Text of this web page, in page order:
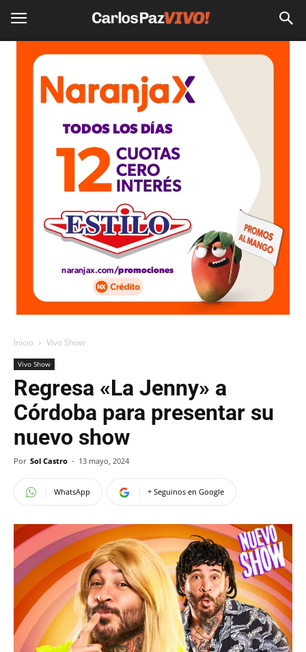
Inicio Vivo Show
Vivo Show
Regresa «La Jenny» a
Córdoba para presentar su
nuevo show
Por Sol Castro - 13 mayo, 2024
WhatsApp + Seguinos en Google